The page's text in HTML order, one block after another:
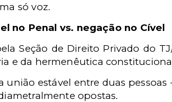
só voz.
no Penal vs. negação no Cível
Seção de Direito Privado do
e da hermenêutica
união estável entre duas pessoas
opostas.